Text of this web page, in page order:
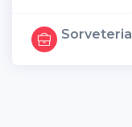
Sorveteria